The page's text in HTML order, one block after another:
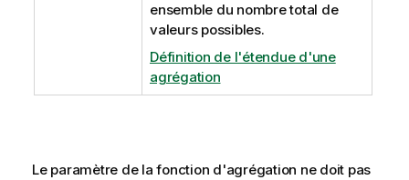
ensemble du nombre total de
valeurs possibles.
Définition de l'étendue d'une
agrégation
Le paramètre de la fonction d'agrégation ne doit pas